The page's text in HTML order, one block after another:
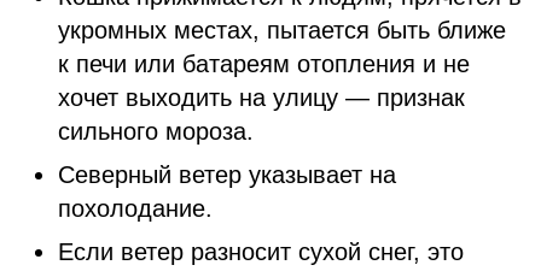
укромных местах, пытается быть ближе
к печи или батареям отопления и не
хочет выходить на улицу — признак
сильного мороза.
Северный ветер указывает на
похолодание.
Если ветер разносит сухой снег, это